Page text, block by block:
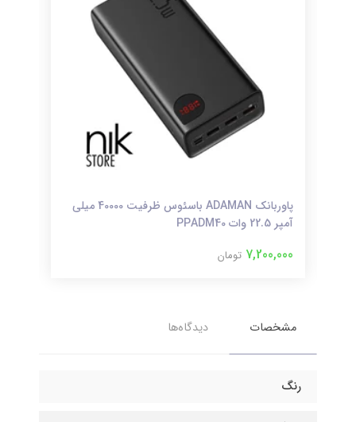
پاوربانک ADAMAN باسئوس ظرفیت 40000 میلی
آمپر 22.5 وات PPADM40
7,200,000 تومان
مشخصات دیدگاه‌ها
رنگ